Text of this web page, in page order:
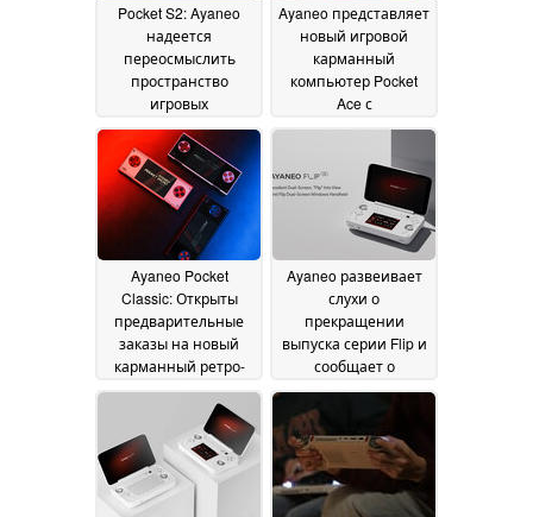
Pocket S2: Ayaneo
надеется
переосмыслить
пространство
игровых
портативных
устройств Android с
помощью
"новейшего
флагманского
чипсета Qualcomm"
16 March 2025
Ayaneo представляет
новый игровой
карманный
компьютер Pocket
Ace с
"первоклассной
и ретро-эстетикой13
March 2025
Ayaneo Pocket
Classic: Открыты
предварительные
заказы на новый
карманный ретро-
игровой
портативный
компьютер05 March
2025
Ayaneo развеивает
слухи о
прекращении
выпуска серии Flip и
сообщает о
появлении Flip 201